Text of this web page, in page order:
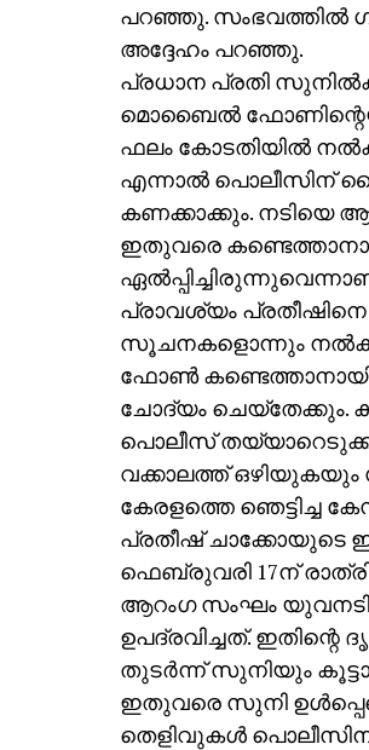
പറഞ്ഞു. സംഭവത്തില്‍
അദ്ദേഹം പറഞ്ഞു.
പ്രധാന പ്രതി
മൊബൈല്‍ ഫോണിന്റെയും
ഫലം കോടതിയില്‍
എന്നാല്‍ പൊലീസിന്
കണക്കാക്കും. നടിയെ
ഇതുവരെ
പ്രാവശ്യം
സൂചനകളൊന്നും
ഫോണ്‍ കണ്ടെത്താനായി
ചോദ്യം ചെയ്‌തേക്കും.
പൊലീസ്
വക്കാലത്ത് ഒഴിയുകയും
കേരളത്തെ ഞെട്ടിച്ച
പ്രതീഷ് ചാക്കോയുടെ
ഫെബ്രുവരി 17ന്
ആറംഗ സംഘം
ഉപദ്രവിച്ചത്.
തുടര്‍ന്ന് സുനിയും
ഇതുവരെ സുനി
തെളിവുകള്‍ പൊലീസിന്